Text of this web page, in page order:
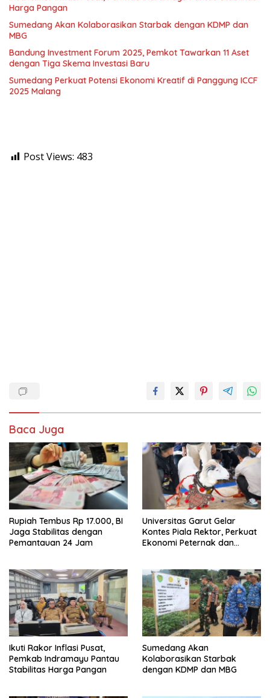
Harga Pangan
Sumedang Akan Kolaborasikan Starbak dengan KDMP dan
MBG
Bandung Investment Forum 2025, Pemkot Tawarkan 11 Aset
dengan Tiga Skema Investasi Baru
Sumedang Perkuat Potensi Ekonomi Kreatif di Panggung ICCF
2025 Malang
Post Views: 483
Baca Juga
Rupiah Tembus Rp 17.000, BI
Jaga Stabilitas dengan
Pemantauan 24 Jam
Universitas Garut Gelar
Kontes Piala Rektor, Perkuat
Ekonomi Peternak dan
Ikuti Rakor Inflasi Pusat,
Pemkab Indramayu Pantau
Stabilitas Harga Pangan
Sumedang Akan
Kolaborasikan Starbak
dengan KDMP dan MBG